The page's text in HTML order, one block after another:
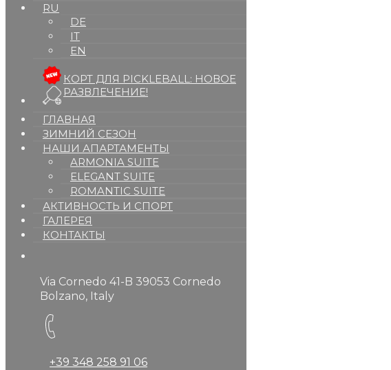
RU
DE
IT
EN
КОРТ ДЛЯ PICKLEBALL: НОВОЕ
РАЗВЛЕЧЕНИЕ!
ГЛАВНАЯ
ЗИМНИЙ СЕЗОН
НАШИ АПАРТАМЕНТЫ
ARMONIA SUITE
ELEGANT SUITE
ROMANTIC SUITE
АКТИВНОСТЬ И СПОРТ
ГАЛЕРЕЯ
КОНТАКТЫ
Via Cornedo 41-B 39053 Cornedo
Bolzano, Italy
+39 348 258 91 06